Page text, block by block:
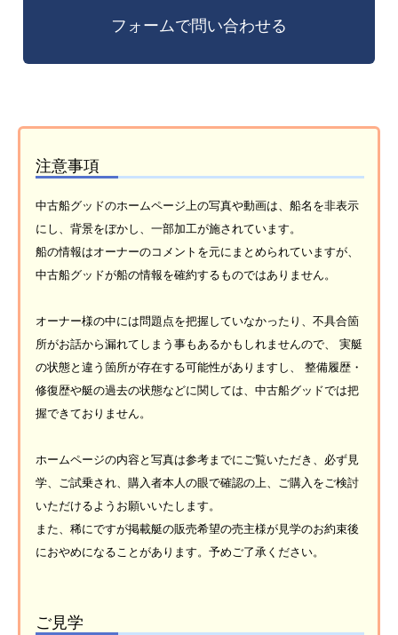
注意事項
中古船グッドのホームページ上の写真や動画は、船名を非表示
にし、背景をぼかし、一部加工が施されています。
船の情報はオーナーのコメントを元にまとめられていますが、
中古船グッドが船の情報を確約するものではありません。
オーナー様の中には問題点を把握していなかったり、不具合箇
所がお話から漏れてしまう事もあるかもしれませんので、 実艇
の状態と違う箇所が存在する可能性がありますし、 整備履歴・
修復歴や艇の過去の状態などに関しては、中古船グッドでは把
握できておりません。
ホームページの内容と写真は参考までにご覧いただき、必ず見
学、ご試乗され、購入者本人の眼で確認の上、ご購入をご検討
いただけるようお願いいたします。
また、稀にですが掲載艇の販売希望の売主様が見学のお約束後
におやめになることがあります。予めご了承ください。
ご見学